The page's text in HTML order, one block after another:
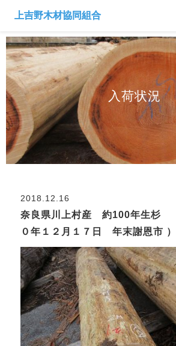
入荷状況
2018.12.16
奈良県川上村産 約100年生杉
０年１２月１７日 年末謝恩市 ）